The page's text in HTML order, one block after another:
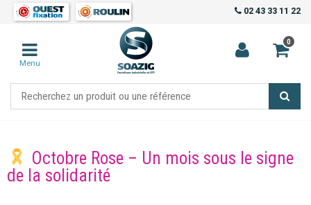
02 43 33 11 22
0
Menu
Octobre Rose – Un mois sous le signe
de la solidarité